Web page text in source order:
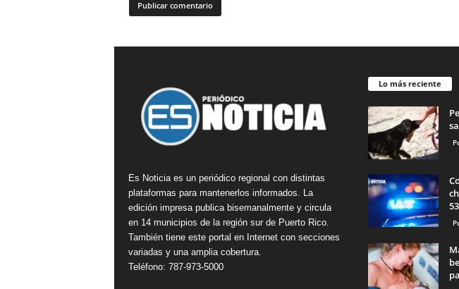
Es Noticia es un periódico regional con distintas
plataformas para mantenerlos informados. La
edición impresa publica bisemanalmente y circula
en 14 municipios de la región sur de Puerto Rico.
También tiene este portal en Internet con secciones
variadas y una amplia cobertura.
Teléfono: 787-973-5000
Lo más reciente
53